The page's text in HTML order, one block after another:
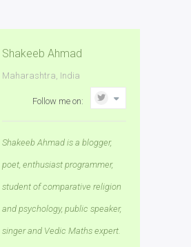
Shakeeb Ahmad
Maharashtra, India
Follow me on:
Shakeeb Ahmad is a blogger,
poet, enthusiast programmer,
student of comparative religion
and psychology, public speaker,
singer and Vedic Maths expert.